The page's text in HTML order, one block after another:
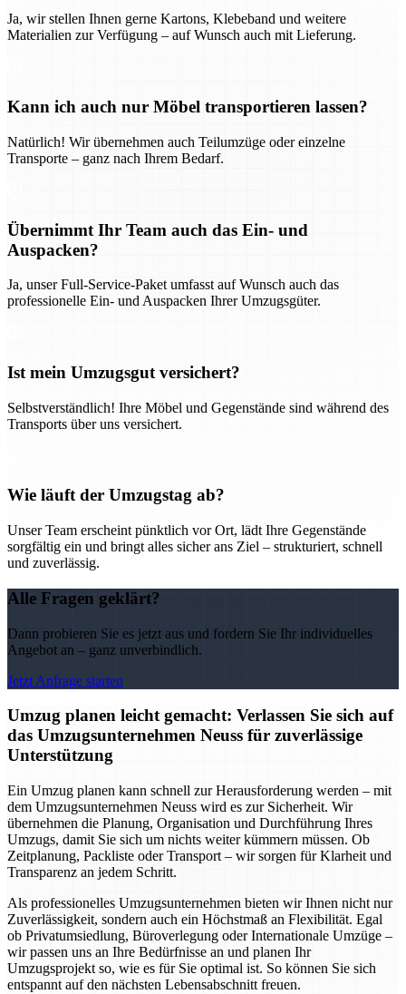
Ja, wir stellen Ihnen gerne Kartons, Klebeband und weitere
Materialien zur Verfügung – auf Wunsch auch mit Lieferung.
Kann ich auch nur Möbel transportieren lassen?
Natürlich! Wir übernehmen auch Teilumzüge oder einzelne
Transporte – ganz nach Ihrem Bedarf.
Übernimmt Ihr Team auch das Ein- und
Auspacken?
Ja, unser Full-Service-Paket umfasst auf Wunsch auch das
professionelle Ein- und Auspacken Ihrer Umzugsgüter.
Ist mein Umzugsgut versichert?
Selbstverständlich! Ihre Möbel und Gegenstände sind während des
Transports über uns versichert.
Wie läuft der Umzugstag ab?
Unser Team erscheint pünktlich vor Ort, lädt Ihre Gegenstände
sorgfältig ein und bringt alles sicher ans Ziel – strukturiert, schnell
und zuverlässig.
Alle Fragen geklärt?
Dann probieren Sie es jetzt aus und fordern Sie Ihr individuelles
Angebot an – ganz unverbindlich.
Jetzt Anfrage starten
Umzug planen leicht gemacht: Verlassen Sie sich auf
das Umzugsunternehmen Neuss für zuverlässige
Unterstützung
Ein Umzug planen kann schnell zur Herausforderung werden – mit
dem Umzugsunternehmen Neuss wird es zur Sicherheit. Wir
übernehmen die Planung, Organisation und Durchführung Ihres
Umzugs, damit Sie sich um nichts weiter kümmern müssen. Ob
Zeitplanung, Packliste oder Transport – wir sorgen für Klarheit und
Transparenz an jedem Schritt.
Als professionelles Umzugsunternehmen bieten wir Ihnen nicht nur
Zuverlässigkeit, sondern auch ein Höchstmaß an Flexibilität. Egal
ob Privatumsiedlung, Büroverlegung oder Internationale Umzüge –
wir passen uns an Ihre Bedürfnisse an und planen Ihr
Umzugsprojekt so, wie es für Sie optimal ist. So können Sie sich
entspannt auf den nächsten Lebensabschnitt freuen.